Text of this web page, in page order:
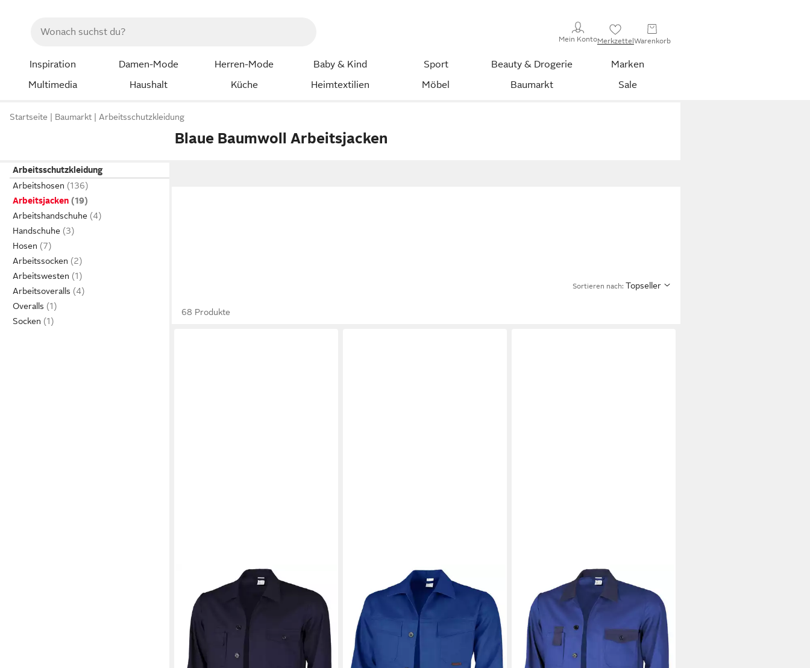
Mein KontoMerkzettelWarenkorb
Inspiration Damen-Mode Herren-Mode Baby & Kind Sport Beauty & Drogerie
Marken
Multimedia
Haushalt Küche Heimtextilien Möbel Baumarkt Sale
Startseite Baumarkt Arbeitsschutzkleidung
Blaue Baumwoll Arbeitsjacken
Arbeitsschutzkleidung
Arbeitshosen
Arbeitsjacken
Arbeitshandschuhe
Handschuhe
Hosen
Arbeitssocken
Arbeitswesten
Arbeitsoveralls
Overalls
Socken
Sortieren nach: Topseller
68 Produkte